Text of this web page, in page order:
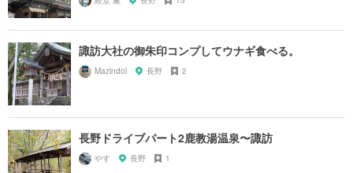
諏訪大社の御朱印コンプしてウナギ食べる。
Mazindol 長野 2
長野ドライブパート2鹿教湯温泉〜諏訪
やす 長野 1